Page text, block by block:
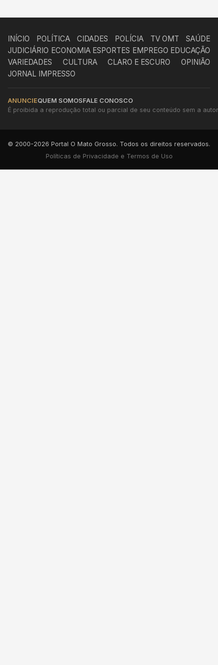
INÍCIO POLÍTICA CIDADES POLÍCIA TV OMT
SAÚDE
JUDICIÁRIO ECONOMIA ESPORTES EMPREGO EDUCAÇÃO
VARIEDADES
CULTURA CLARO E ESCURO
OPINIÃO
JORNAL IMPRESSO
ANUNCIEQUEM SOMOSFALE CONOSCO
É proibida a reprodução total ou parcial de seu conteúdo sem a
© 2000-2026 Portal O Mato Grosso. Todos os direitos reservados.
Políticas de Privacidade e Termos de Uso